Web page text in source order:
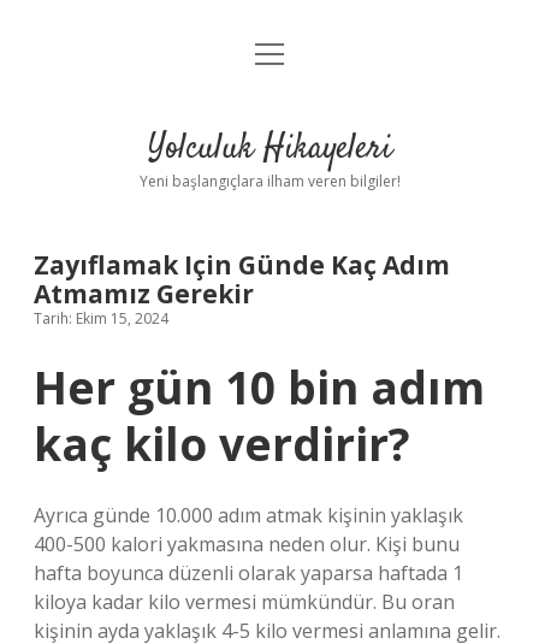
Anasayfa
Yasal Uyarı
menüyü
Yolculuk Hikayeleri
Yeni başlangıçlara ilham veren bilgiler!
Zayıflamak Için Günde Kaç Adım
Atmamız Gerekir
Tarih: Ekim 15, 2024
Her gün 10 bin adım
kaç kilo verdirir?
Ayrıca günde 10.000 adım atmak kişinin yaklaşık
400-500 kalori yakmasına neden olur. Kişi bunu
hafta boyunca düzenli olarak yaparsa haftada 1
kiloya kadar kilo vermesi mümkündür. Bu oran
kişinin ayda yaklaşık 4-5 kilo vermesi anlamına gelir.